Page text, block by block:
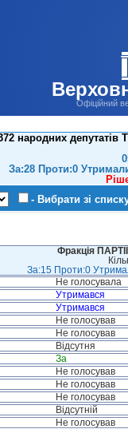
Офіційний
народних
За:28 Проти:0
- Вибрати зі
Фракція
За:15 Проти:0
Не голосувала
Утримався
Утримався
Не голосував
Не голосував
Відсутня
За
Не голосував
Не голосував
Не голосував
Відсутній
Не голосував